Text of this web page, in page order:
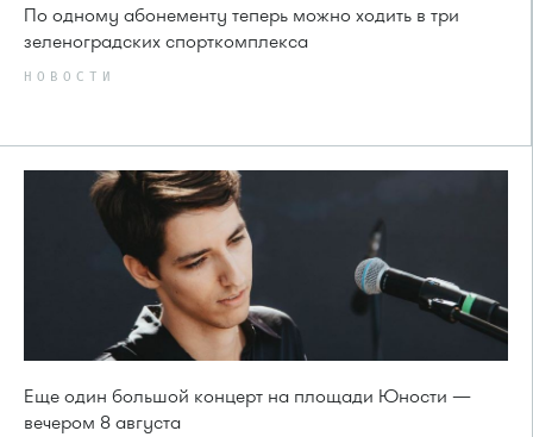
По одному абонементу теперь можно ходить в три
зеленоградских спорткомплекса
НОВОСТИ
Еще один большой концерт на площади Юности —
вечером 8 августа